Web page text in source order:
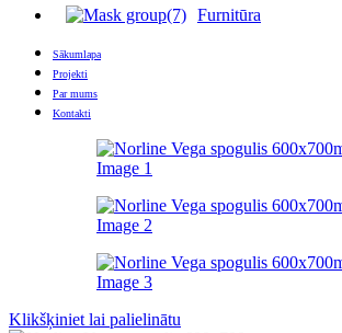
Furnitūra
Sākumlapa
Projekti
Par mums
Kontakti
Klikšķiniet lai palielinātu